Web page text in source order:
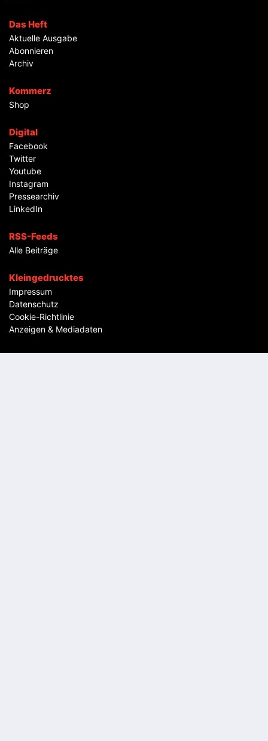
Das Heft
Aktuelle Ausgabe
Abonnieren
Archiv
Kommerz
Shop
Digital
Facebook
Twitter
Youtube
Instagram
Pressearchiv
LinkedIn
RSS-Feeds
Alle Beiträge
Kleingedrucktes
Impressum
Datenschutz
Cookie-Richtlinie
Anzeigen & Mediadaten